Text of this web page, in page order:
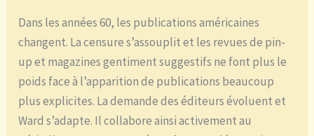
Dans les années 60, les publications américaines
changent. La censure s’assouplit et les revues de pin-
up et magazines gentiment suggestifs ne font plus le
poids face à l’apparition de publications beaucoup
plus explicites. La demande des éditeurs évoluent et
Ward s’adapte. Il collabore ainsi activement au